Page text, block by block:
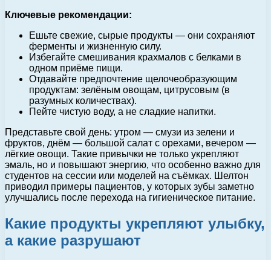
Ключевые рекомендации:
Ешьте свежие, сырые продукты — они сохраняют
ферменты и жизненную силу.
Избегайте смешивания крахмалов с белками в
одном приёме пищи.
Отдавайте предпочтение щелочеобразующим
продуктам: зелёным овощам, цитрусовым (в
разумных количествах).
Пейте чистую воду, а не сладкие напитки.
Представьте свой день: утром — смузи из зелени и
фруктов, днём — большой салат с орехами, вечером —
лёгкие овощи. Такие привычки не только укрепляют
эмаль, но и повышают энергию, что особенно важно для
студентов на сессии или моделей на съёмках. Шелтон
приводил примеры пациентов, у которых зубы заметно
улучшались после перехода на гигиеническое питание.
Какие продукты укрепляют улыбку,
а какие разрушают